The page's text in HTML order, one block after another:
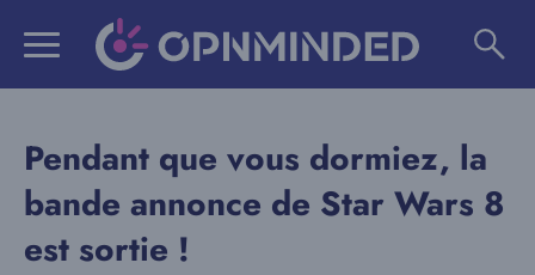
Pendant que vous dormiez, la
bande annonce de Star Wars 8
est sortie !